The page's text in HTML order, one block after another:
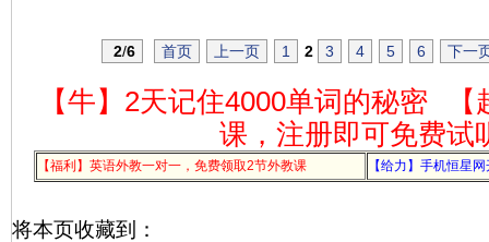
2/6 首页 上一页 1 2 3 4 5 6 下一
【牛】2天记住4000单词的秘密
课，注册即可免费试
【福利】英语外教一对一，免费领取2节外教课 【给力】手机恒星
将本页收藏到：